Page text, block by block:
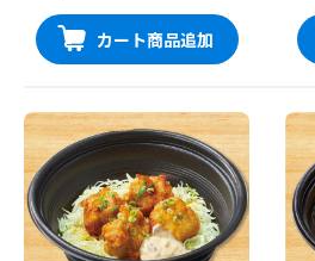
カート商品追加